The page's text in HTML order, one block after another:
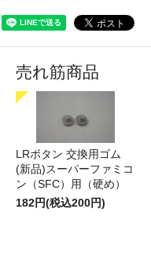
売れ筋商品
LRボタン 交換用ゴム
(新品)スーパーファミコ
ン（SFC）用（硬め）
182円(税込200円)